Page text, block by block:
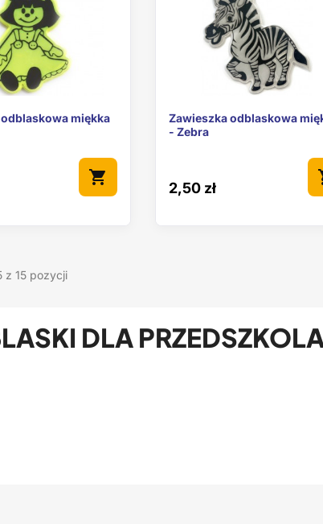
Szybki podgląd
miękka
shopping_cart
Szybki
Zawieszka odblaskowa
- Zebra
2,50 zł
z 15 pozycji
DLA